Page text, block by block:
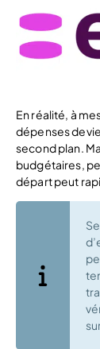
En réalité, à
dépenses
second plan.
budgétaires,
départ peut